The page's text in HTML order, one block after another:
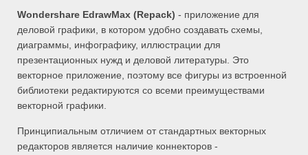
Wondershare EdrawMax (Repack) - приложение для
деловой графики, в котором удобно создавать схемы,
диаграммы, инфографику, иллюстрации для
презентационных нужд и деловой литературы. Это
векторное приложение, поэтому все фигуры из встроенной
библиотеки редактируются со всеми преимуществами
векторной графики.
Принципиальным отличием от стандартных векторных
редакторов является наличие коннекторов -